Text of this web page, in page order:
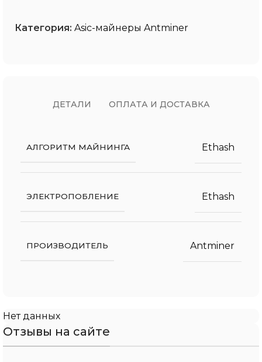
Категория: Asic-майнеры Antminer
ДЕТАЛИ ОПЛАТА И ДОСТАВКА
АЛГОРИТМ МАЙНИНГА Ethash
ЭЛЕКТРОПОБЛЕНИЕ Ethash
ПРОИЗВОДИТЕЛЬ Antminer
Нет данных
Отзывы на сайте